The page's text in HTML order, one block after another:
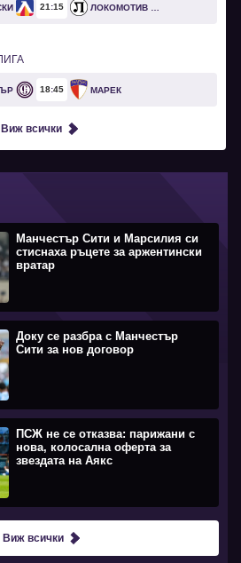
21 15
18 45 МАРЕК
Виж всички
Манчестър Сити и Марсилия си
стиснаха ръцете за аржентински
вратар
Доку се разбра с Манчестър
Сити за нов договор
ПСЖ не се отказва: парижани с
нова, колосална оферта за
звездата на Аякс
Виж всички